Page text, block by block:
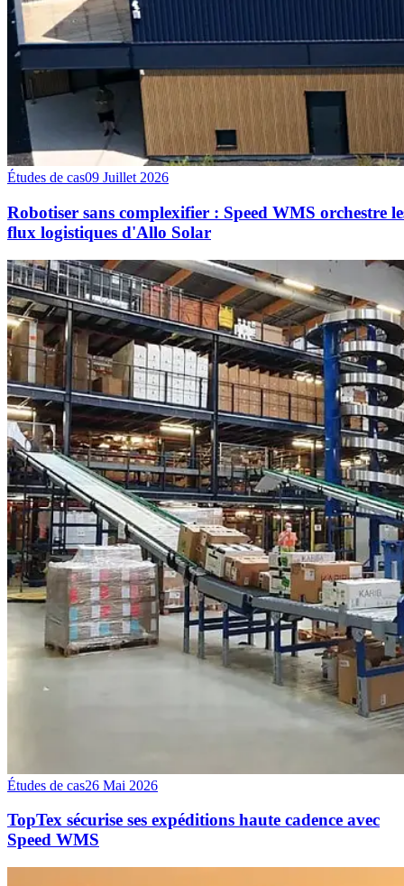
Études de cas09 Juillet 2026
Robotiser sans complexifier : Speed WMS orchestre
flux logistiques d'Allo Solar
Études de cas26 Mai 2026
TopTex sécurise ses expéditions haute cadence avec
Speed WMS